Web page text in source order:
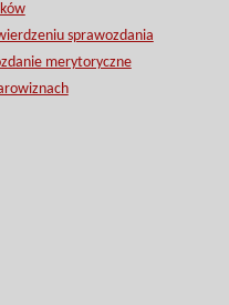
sprawozdania
merytoryczne